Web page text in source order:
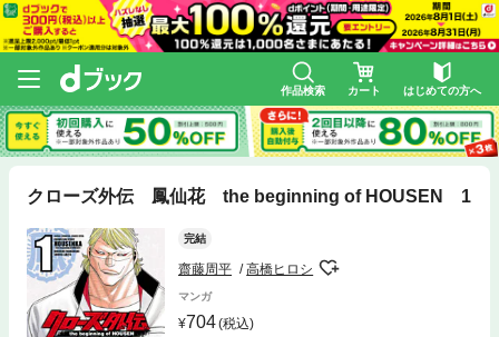
作品検索 カート はじめての方へ
クローズ外伝 鳳仙花 the beginning of HOUSEN 1
完結
齋藤周平 高橋ヒロシ
マンガ
704(税込)